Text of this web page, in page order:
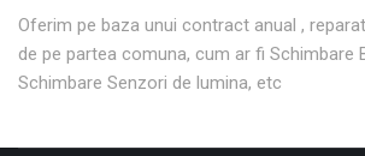
Oferim pe baza unui contract anual ,
de pe partea comuna, cum ar fi Schimbare
Schimbare Senzori de lumina, etc